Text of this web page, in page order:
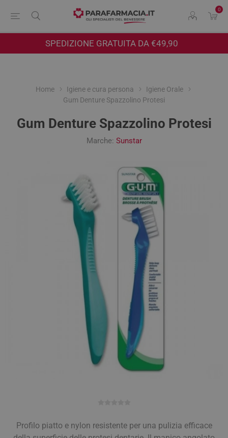
0
SPEDIZIONE GRATUITA DA €49,90
Home Igiene e cura persona
Igiene Orale
Gum Denture Spazzolino Protesi
Gum Denture Spazzolino Protesi
Marche: Sunstar
Profilo piatto e nylon resistente per una pulizia efficace